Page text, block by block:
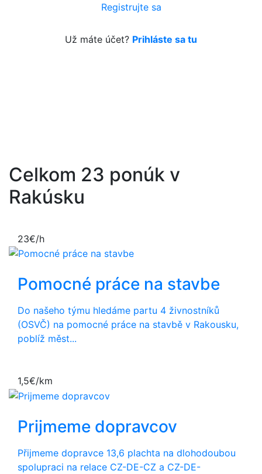
Registrujte sa
Už máte účet? Prihláste sa tu
Celkom 23 ponúk v
Rakúsku
23€/h
Pomocné práce na stavbe
Do našeho týmu hledáme partu 4 živnostníků
(OSVČ) na pomocné práce na stavbě v Rakousku,
poblíž měst...
1,5€/km
Prijmeme dopravcov
Přijmeme dopravce 13,6 plachta na dlohodoubou
spolupraci na relace CZ-DE-CZ a CZ-DE-